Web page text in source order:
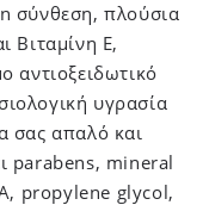
σύνθεση, πλούσια
Βιταμίνη Ε,
αντιοξειδωτικό
υγρασία
σας απαλό και
parabens, mineral
propylene glycol,